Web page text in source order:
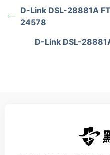
D-Link DSL-28881A
24578
D-Link DSL-